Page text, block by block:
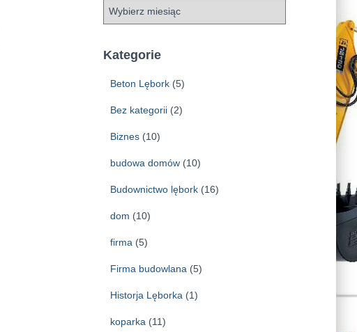
h
Kategorie
Beton Lębork(5)
Bez kategorii(2)
Biznes(10)
budowa domów(10)
Budownictwo lębork(16)
dom (10)
firma (5)
Firma budowlana (5)
Historja Lęborka (1)
koparka (11)